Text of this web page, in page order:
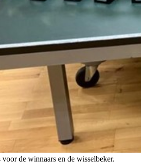
voor de winnaars en de wisselbeker.